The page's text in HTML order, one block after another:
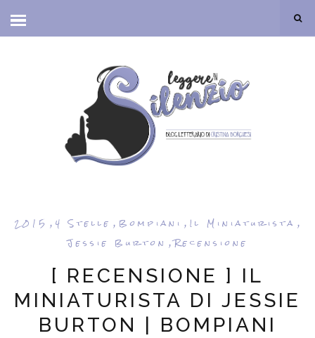
2015 ,4 Stelle , Bompiani ,Il Miniaturista ,
Jessie Burton ,Recensione
[ RECENSIONE ] IL
MINIATURISTA DI JESSIE
BURTON | BOMPIANI